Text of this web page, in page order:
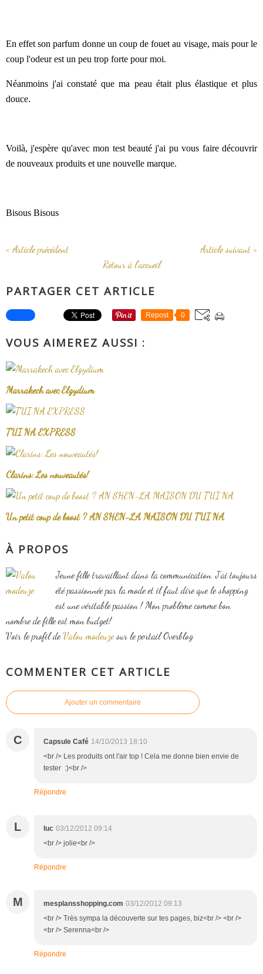
En effet son parfum donne un coup de fouet au visage, mais pour le
coup l'odeur est un peu trop forte pour moi.
Néanmoins j'ai constaté que ma peau était plus élastique et plus
douce.
Voilà, j'espère qu'avec mon test beauté j'ai pu vous faire découvrir
de nouveaux produits et une nouvelle marque.
Bisous Bisous
« Article précédent
Article suivant »
Retour à l'accueil
PARTAGER CET ARTICLE
Repost 0
VOUS AIMEREZ AUSSI :
Marrakech avec Elgydium
TUI NA EXPRESS
Clarins: Les nouveautés!
Un petit coup de boost ? AN SHEN-LA MAISON DU TUI NA
À PROPOS
Jeune fille travaillant dans la communication. J'ai toujours
été passionnée par la mode et il faut dire que le shopping
est une véritable passion ! Mon problème comme bon
nombre de fille est mon budget!
Voir le profil deValou modeuzesur le portail Overblog
COMMENTER CET ARTICLE
Ajouter un commentaire
C Capsule Café 14/10/2013 18:10
<br /> Les produits ont l'air top ! Cela me donne bien envie de
tester :)<br />
Répondre
L luc 03/12/2012 09:14
<br /> jolie<br />
Répondre
M mesplansshopping.com 03/12/2012 09:13
<br /> Très sympa la découverte sur tes pages, biz<br /> <br />
<br /> Serenna<br />
Répondre